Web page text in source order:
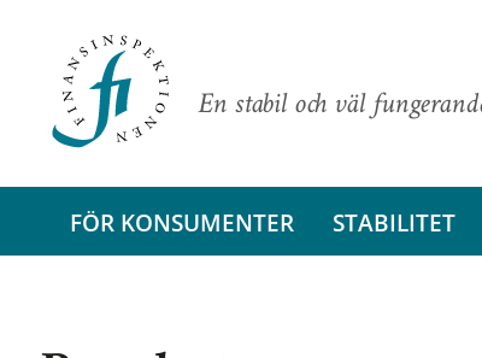
En stabil och väl
FÖR KONSUMENTER STABILITET